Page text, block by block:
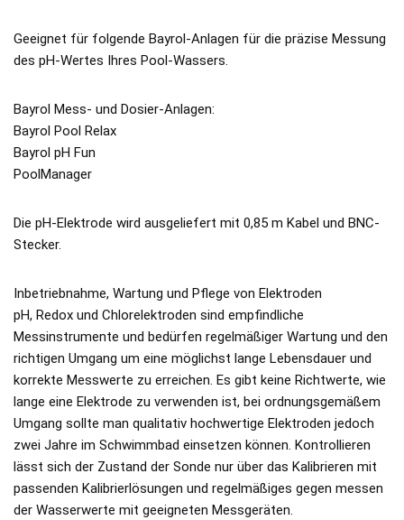
Geeignet für folgende Bayrol-Anlagen für die präzise Messung
des pH-Wertes Ihres Pool-Wassers.
Bayrol Mess- und Dosier-Anlagen:
Bayrol Pool Relax
Bayrol pH Fun
PoolManager
Die pH-Elektrode wird ausgeliefert mit 0,85 m Kabel und BNC-
Stecker.
Inbetriebnahme, Wartung und Pflege von Elektroden
pH, Redox und Chlorelektroden sind empfindliche
Messinstrumente und bedürfen regelmäßiger Wartung und den
richtigen Umgang um eine möglichst lange Lebensdauer und
korrekte Messwerte zu erreichen. Es gibt keine Richtwerte, wie
lange eine Elektrode zu verwenden ist, bei ordnungsgemäßem
Umgang sollte man qualitativ hochwertige Elektroden jedoch
zwei Jahre im Schwimmbad einsetzen können. Kontrollieren
lässt sich der Zustand der Sonde nur über das Kalibrieren mit
passenden Kalibrierlösungen und regelmäßiges gegen messen
der Wasserwerte mit geeigneten Messgeräten.